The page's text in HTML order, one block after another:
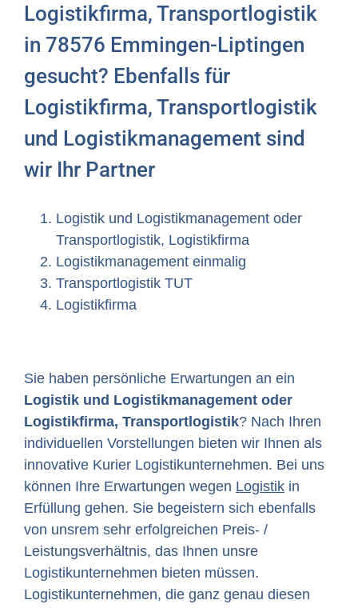
Logistikfirma, Transportlogistik
in 78576 Emmingen-Liptingen
gesucht? Ebenfalls für
Logistikfirma, Transportlogistik
und Logistikmanagement sind
wir Ihr Partner
Logistik und Logistikmanagement oder
Transportlogistik, Logistikfirma
Logistikmanagement einmalig
Transportlogistik TUT
Logistikfirma
Sie haben persönliche Erwartungen an ein
Logistik und Logistikmanagement oder
Logistikfirma, Transportlogistik? Nach Ihren
individuellen Vorstellungen bieten wir Ihnen als
innovative Kurier Logistikunternehmen. Bei uns
können Ihre Erwartungen wegen Logistik in
Erfüllung gehen. Sie begeistern sich ebenfalls
von unsrem sehr erfolgreichen Preis- /
Leistungsverhältnis, das Ihnen unsre
Logistikunternehmen bieten müssen.
Logistikunternehmen, die ganz genau diesen